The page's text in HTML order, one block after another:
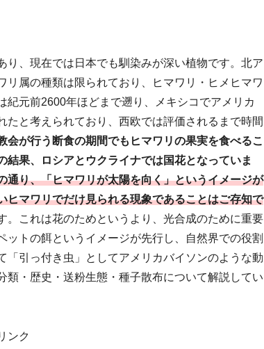
り、現在では日本でも馴染みが深い植物です。北ア
リ属の種類は限られており、ヒマワリ・ヒメヒマワ
紀元前2600年ほどまで遡り、メキシコでアメリカ
と考えられており、西欧では評価されるまで時間
会が行う断食の期間でもヒマワリの果実を食べるこ
果、
ロシアとウクライナでは国花となっていま
り、「ヒマワリが太陽を向く」というイメージが
マワリでだけ見られる現象であることはご存知で
これは花のためというより、光合成のために重要
トの餌というイメージが先行し、自然界での役割
引っ付き虫」としてアメリカバイソンのような動
・歴史・送粉生態・種子散布について解説してい
ンク